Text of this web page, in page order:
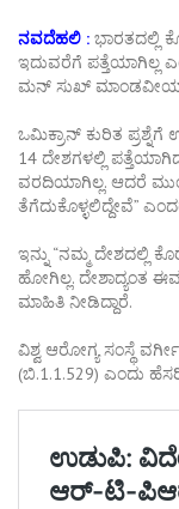
ನವದೆಹಲಿ : ಭಾರತದಲ್ಲಿ
ಇದುವರೆಗೆ ಪತ್ತೆಯಾಗಿಲ್ಲ
ಮನ್ ಸುಖ್ ಮಾಂಡವೀಯಾ
ಒಮಿಕ್ರಾನ್ ಕುರಿತ
14 ದೇಶಗಳಲ್ಲಿ
ವರದಿಯಾಗಿಲ್ಲ. ಆದರೆ
ತೆಗೆದುಕೊಳ್ಳಲಿದ್ದೇವೆ”
ಇನ್ನು “ನಮ್ಮ ದೇಶದಲ್ಲಿ
ಹೋಗಿಲ್ಲ. ದೇಶಾದ್ಯಂತ
ಮಾಹಿತಿ ನೀಡಿದ್ದಾರೆ.
ವಿಶ್ವ ಆರೋಗ್ಯ ಸಂಸ್ಥೆ
(ಬಿ.1.1.529) ಎಂದು